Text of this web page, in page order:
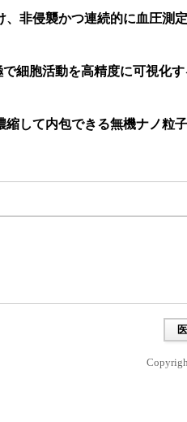
、非侵襲かつ連続的に血圧測
で細胞活動を高精度に可視化
縮して内包できる無機ナノ粒